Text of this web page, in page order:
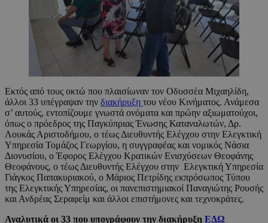
Εκτός από τους οκτώ που πλαισίωναν τον Οδυσσέα Μιχαηλίδη,
άλλοι 33 υπέγραψαν την διακήρυξη του νέου Κινήματος. Ανάμεσα
σ’ αυτούς, εντοπίζουμε γνωστά ονόματα και πρώην αξιωματούχοι,
όπως ο πρόεδρος της Παγκύπριας Ένωσης Καταναλωτών, Δρ.
Λουκάς Αριστοδήμου, ο τέως Διευθυντής Ελέγχου στην Ελεγκτική
Υπηρεσία Τομάζος Γεωργίου, η συγγραφέας και νομικός Νάσια
Διονυσίου, ο Έφορος Ελέγχου Κρατικών Ενισχύσεων Θεοφάνης
Θεοφάνους, ο τέως Διευθυντής Ελέγχου στην Ελεγκτική Υπηρεσία
Γιάγκος Παπακυριακού, ο Μάριος Πετρίδης εκπρόσωπος Τύπου
της Ελεγκτικής Υπηρεσίας, οι πανεπιστημιακοί Παναγιώτης Ρουσής
και Ανδρέας Σεραφείμ και άλλοι επιστήμονες και τεχνοκράτες.
Αναλυτικά οι 33 που υπογράφουν την διακήρυξη ΕΔΩ